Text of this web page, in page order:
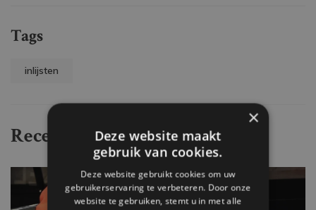
Tags
inlijsten
Recente artikelen
×
Deze website maakt
gebruik van cookies.
Deze website gebruikt cookies om uw
gebruikerservaring te verbeteren. Door onze
website te gebruiken, stemt u in met alle